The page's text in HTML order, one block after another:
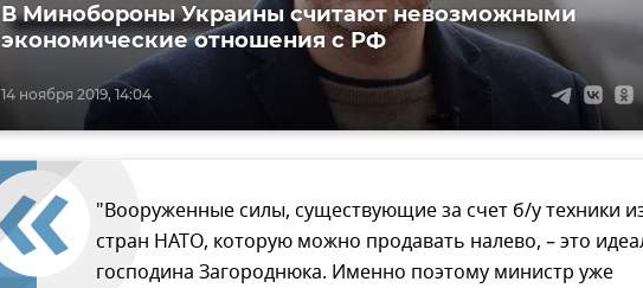
14 ноября 2019, 14:04
В Минобороны Украины считают невозможными
экономические отношения с РФ
"Вооруженные силы, существующие за счет б/у техники
стран НАТО, которую можно продавать налево, – это
господина Загороднюка. Именно поэтому министр уже